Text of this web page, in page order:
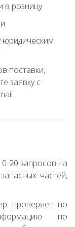
в розницу
юридическим
поставки,
заявку с
20 запросов на
частей,
проверяет по
по